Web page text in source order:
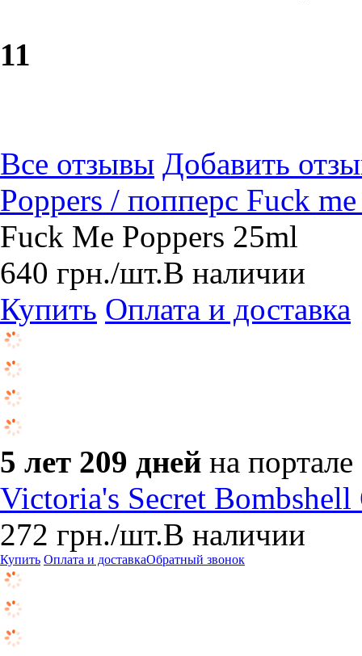
11
Все отзывы Добавить
Poppers / попперс Fuck
​Fuck Me Poppers 25ml
640 грн./шт.В наличии
Купить Оплата и доставка
5 лет 209 дней на портале
Victoria's Secret
272 грн./шт.В наличии
Купить Оплата и доставкаОбратный звонок